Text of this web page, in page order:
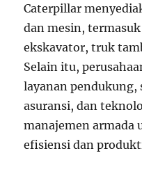
Caterpillar
dan mesin,
ekskavator, truk
Selain itu,
layanan pendukung,
asuransi, dan
manajemen
efisiensi dan